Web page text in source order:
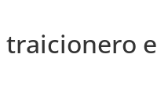
traicionero e